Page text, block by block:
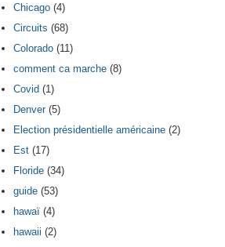
Chicago (4)
Circuits (68)
Colorado (11)
comment ca marche (8)
Covid (1)
Denver(5)
Election présidentielle américaine (2)
Est (17)
Floride (34)
guide (53)
hawaï (4)
hawaii (2)